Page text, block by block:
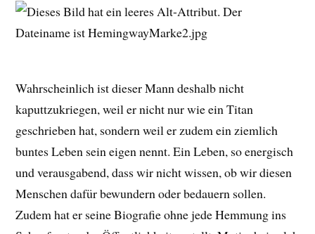
Wahrscheinlich ist dieser Mann deshalb nicht
kaputtzukriegen, weil er nicht nur wie ein Titan
geschrieben hat, sondern weil er zudem ein ziemlich
buntes Leben sein eigen nennt. Ein Leben, so energisch
und verausgabend, dass wir nicht wissen, ob wir diesen
Menschen dafür bewundern oder bedauern sollen.
Zudem hat er seine Biografie ohne jede Hemmung ins